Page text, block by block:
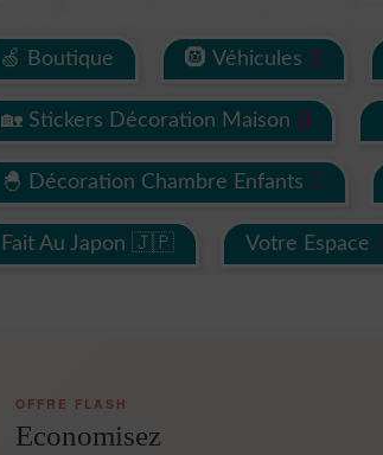
🍏 Boutique 🛞 Véhicules
🏡 Stickers Décoration Maison
🐣 Décoration Chambre Enfants
Fait Au Japon 🇯🇵 Votre Espace
OFFRE FLASH
Economisez